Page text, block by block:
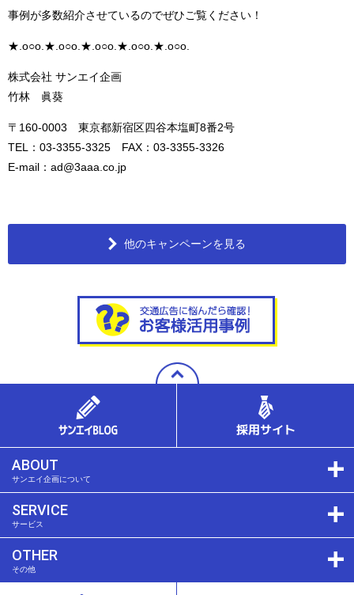
事例が多数紹介させているのでぜひご覧ください！
★.o○o.★.o○o.★.o○o.★.o○o.★.o○o.
株式会社 サンエイ企画
竹林 眞葵
〒160-0003 東京都新宿区四谷本塩町8番2号
TEL：03-3355-3325 FAX：03-3355-3326
E-mail：ad@3aaa.co.jp
他のキャンペーンを見る
ABOUT
サンエイ企画について
SERVICE
サービス
OTHER
その他